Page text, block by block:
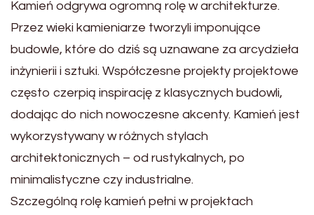
Kamień odgrywa ogromną rolę w architekturze.
Przez wieki kamieniarze tworzyli imponujące
budowle, które do dziś są uznawane za arcydzieła
inżynierii i sztuki. Współczesne projekty projektowe
często czerpią inspirację z klasycznych budowli,
dodając do nich nowoczesne akcenty. Kamień jest
wykorzystywany w różnych stylach
architektonicznych – od rustykalnych, po
minimalistyczne czy industrialne.
Szczególną rolę kamień pełni w projektach